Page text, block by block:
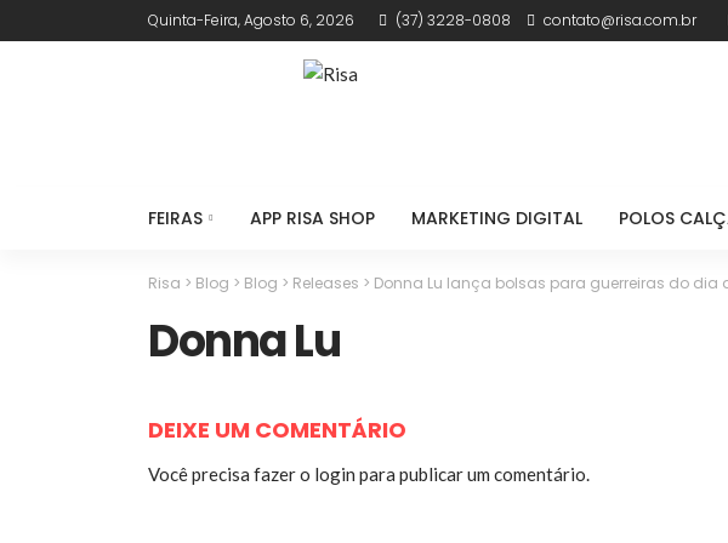
Quinta-Feira, Agosto 6, 2026 (37) 3228-0808 contato@risa.com.br
FEIRAS APP RISA SHOP MARKETING DIGITAL POLOS
Risa > Blog > Blog > Releases > Donna Lu lança bolsas para guerreiras do dia
Donna Lu
DEIXE UM COMENTÁRIO
Você precisa fazer o login para publicar um comentário.